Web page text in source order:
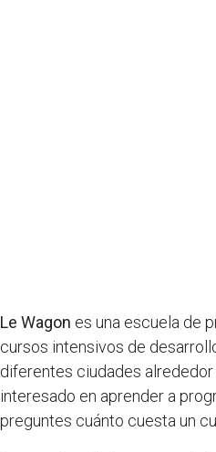
Le Wagon es una escuela de
cursos intensivos de
diferentes ciudades alrededor
interesado en aprender a
preguntes cuánto cuesta un